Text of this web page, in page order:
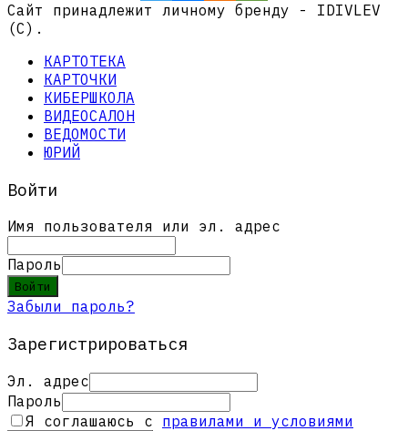
Сайт принадлежит личному бренду - IDIVLEV
(C).
КАРТОТЕКА
КАРТОЧКИ
КИБЕРШКОЛА
ВИДЕОСАЛОН
ВЕДОМОСТИ
ЮРИЙ
Войти
Имя пользователя или эл. адрес
Пароль
Войти
Забыли пароль?
Зарегистрироваться
Эл. адрес
Пароль
Я соглашаюсь с правилами и условиями